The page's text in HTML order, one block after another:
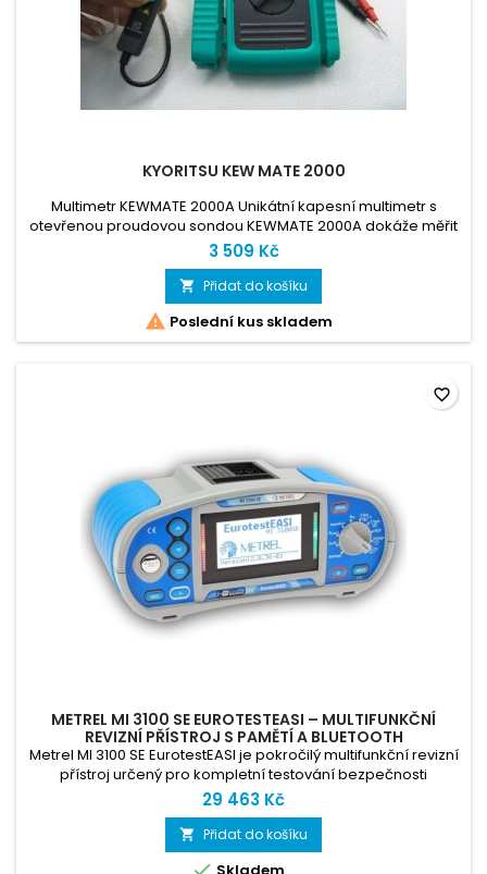
KYORITSU KEW MATE 2000
Multimetr KEWMATE 2000A Unikátní kapesní multimetr s
otevřenou proudovou sondou KEWMATE 2000A dokáže měřit
proud do 60 A ac/dc. Je malý a lehký. Díky jeho mechanické
odolnosti jej můžete každý den používat v terénu. Jeho
gumové pouzdro umožňuje praktické uložení kabelů i
proudové sondy a chrání přístroj proti mechanickému
poškození.
3 509 Kč
 Přidat do košíku
 Poslední kus skladem
METREL MI 3100 SE EUROTESTEASI – MULTIFUNKČNÍ
REVIZNÍ PŘÍSTROJ S PAMĚTÍ A BLUETOOTH
Metrel MI 3100 SE EurotestEASI je pokročilý multifunkční revizní
přístroj určený pro kompletní testování bezpečnosti
elektrických instalací dle ČSN EN 61557. Oproti základní verzi S
disponuje vnitřní pamětí až pro 1800 měření, rozhraním
Bluetooth a USB pro bleskový přenos dat do PC či
smartphonu. V kombinaci se softwaru Metrel ES Manager
29 463 Kč
 Přidat do košíku

favorite_border